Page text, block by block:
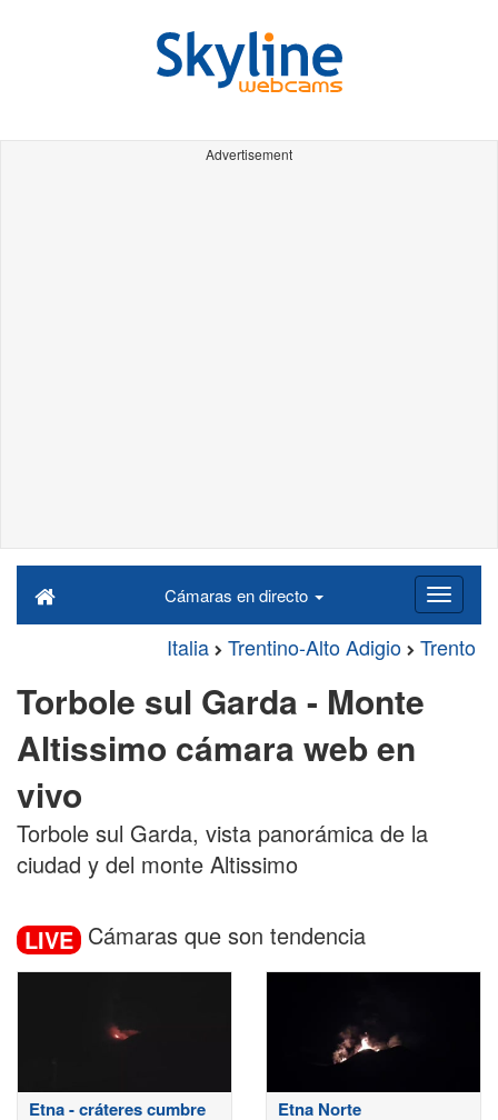
Advertisement
Cámaras en directo
Italia Trentino-Alto Adigio Trento
Torbole sul Garda - Monte
Altissimo cámara web en
vivo
Torbole sul Garda, vista panorámica de la
ciudad y del monte Altissimo
LIVE Cámaras que son tendencia
Etna - cráteres cumbre Etna Norte